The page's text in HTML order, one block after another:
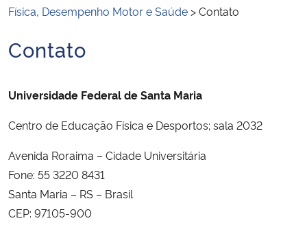
Ministério da Infraestrutura
Ministério da Agricultura, Pecuária e Abastecimento
Ministério da Educação
Ministério da Cidadania
Física, Desempenho Motor e Saúde >Contato
Início do conteúdo
Contato
Universidade Federal de Santa Maria
Centro de Educação Física e Desportos; sala 2032
Avenida Roraima – Cidade Universitária
Fone: 55 3220 8431
Santa Maria – RS – Brasil
CEP: 97105-900